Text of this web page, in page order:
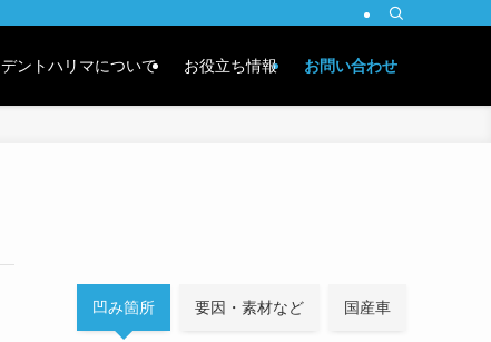
デントハリマについて お役立ち情報 お問い合わせ
凹み箇所 要因・素材など 国産車